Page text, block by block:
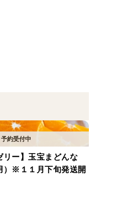
木」を大切にし、日々
す。
リー】玉宝まどんな
）※１１月下旬発送開